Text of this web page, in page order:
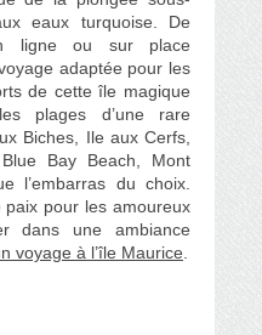
eaux turquoise. De
ligne ou sur place
adaptée pour les
de cette île magique
plages d’une rare
Biches, Ile aux Cerfs,
Bay Beach, Mont
l’embarras du choix.
paix pour les amoureux
dans une ambiance
voyage à l’île Maurice